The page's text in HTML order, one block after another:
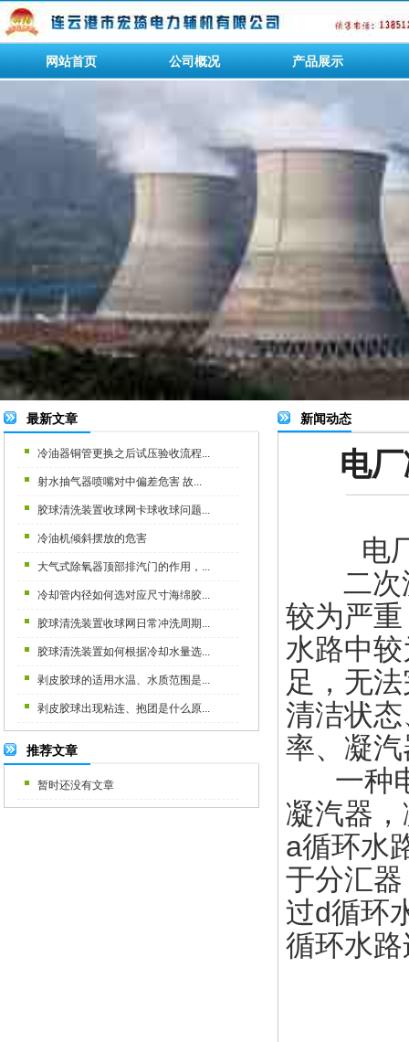
网站首页 公司概况 产品展示
最新文章
冷油器铜管更换之后试压验收流程...
射水抽气器喷嘴对中偏差危害 故...
胶球清洗装置收球网卡球收球问题...
冷油机倾斜摆放的危害
大气式除氧器顶部排汽门的作用，...
冷却管内径如何选对应尺寸海绵胶...
胶球清洗装置收球网日常冲洗周期...
胶球清洗装置如何根据冷却水量选...
剥皮胶球的适用水温、水质范围是...
剥皮胶球出现粘连、抱团是什么原...
推荐文章
暂时还没有文章
新闻动态
电
电
二次滤
较为严
水路中
足，无
清洁状
率、凝
一种电
凝汽器
a循环水
于分汇
过d循环
循环水